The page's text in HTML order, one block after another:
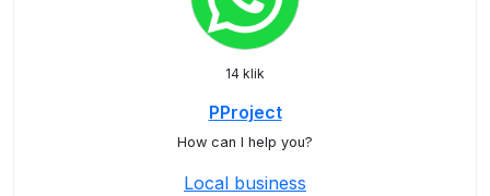
14 klik
PProject
How can I help you?
Local business